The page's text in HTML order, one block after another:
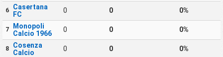
6
Casertana
FC
0 0 0%
7
Monopoli
Calcio 1966
0 0 0%
8
Cosenza
Calcio
0 0 0%